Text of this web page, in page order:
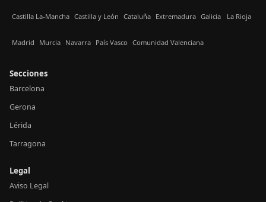
Castilla La-Mancha Castilla y León Cataluña Extremadura Galicia La Rioja
Madrid Murcia Navarra País Vasco Comunidad Valenciana
Secciones
Barcelona
Gerona
Lérida
Tarragona
Legal
Aviso Legal